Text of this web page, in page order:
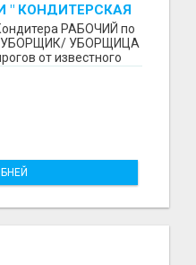
" КОНДИТЕРСКАЯ
РАБОЧИЙ по
УБОРЩИК/ УБОРЩИЦА
от известного